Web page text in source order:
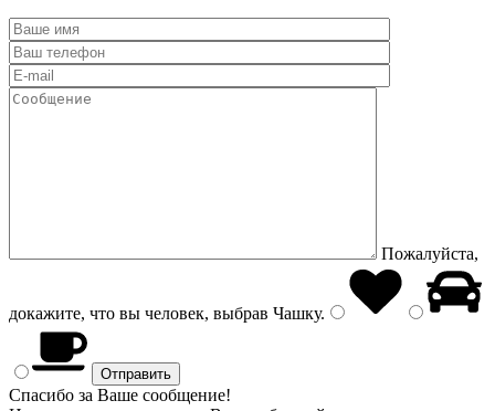
Пожалуйста,
докажите, что вы человек, выбрав Чашку.
Спасибо за Ваше сообщение!